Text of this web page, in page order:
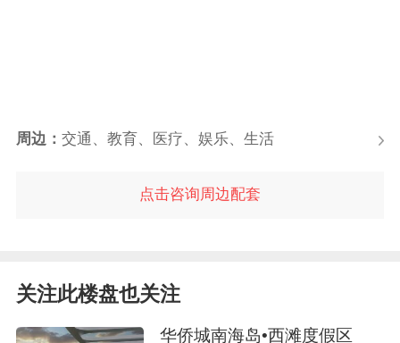
周边： 交通、教育、医疗、娱乐、生活
点击咨询周边配套
关注此楼盘也关注
华侨城南海岛•西滩度假区